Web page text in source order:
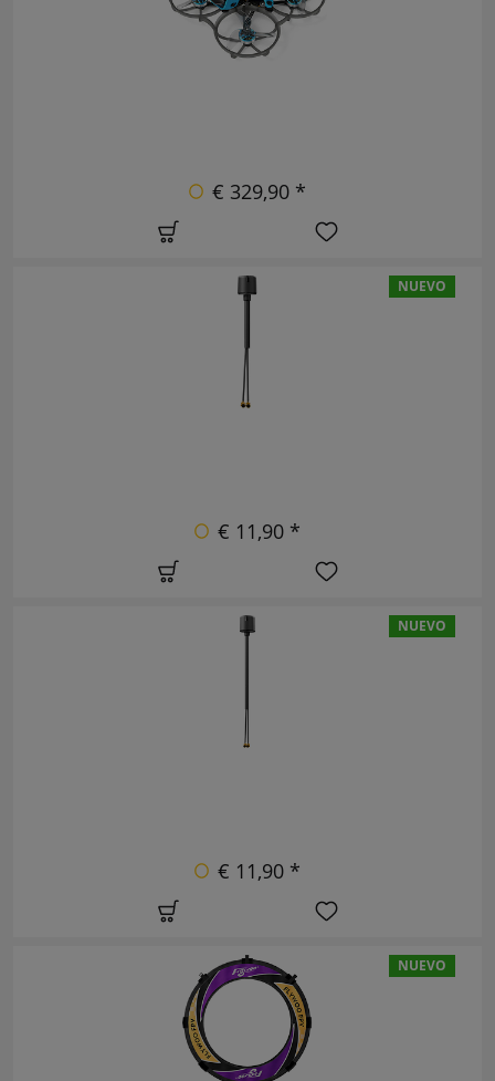
€ 329,90 *
NUEVO
€ 11,90 *
NUEVO
€ 11,90 *
NUEVO